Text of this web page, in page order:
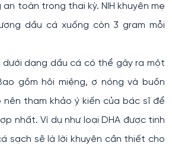
toàn trong thai kỳ. NIH khuyên mẹ
dầu cá xuống còn 3 gram mỗi
dưới dạng dầu cá có thể gây ra một
gồm hôi miệng, ợ nóng và buồn
nên tham khảo ý kiến của bác sĩ để
nhất. Ví dụ như loại DHA được tinh
sạch sẽ là lời khuyên cần thiết cho